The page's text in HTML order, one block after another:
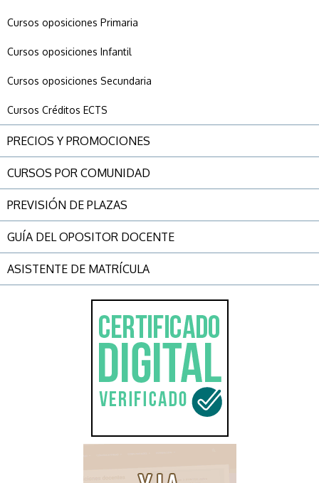
Cursos oposiciones Primaria
Cursos oposiciones Infantil
Cursos oposiciones Secundaria
Cursos Créditos ECTS
PRECIOS Y PROMOCIONES
CURSOS POR COMUNIDAD
PREVISIÓN DE PLAZAS
GUÍA DEL OPOSITOR DOCENTE
ASISTENTE DE MATRÍCULA